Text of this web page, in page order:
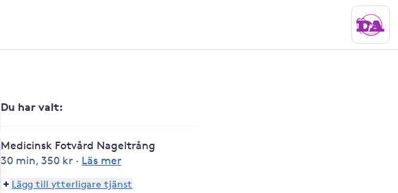
Du har valt:
Medicinsk Fotvård Nageltrång
30 min,350 kr · Läs mer
Lägg till ytterligare tjänst